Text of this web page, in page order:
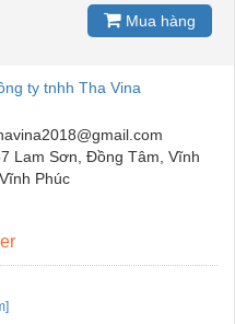
Mua hàng
ty tnhh Tha Vina
Lam Sơn, Đồng Tâm, Vĩnh
Phúc